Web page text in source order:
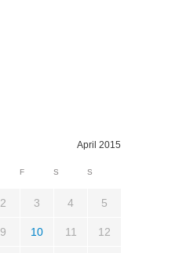
April 2015
F S S
2 3 4 5
9 10 11 12